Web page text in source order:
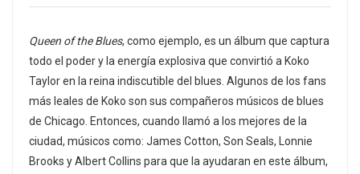
Queen of the Blues, como ejemplo, es un álbum que captura
todo el poder y la energía explosiva que convirtió a Koko
Taylor en la reina indiscutible del blues. Algunos de los fans
más leales de Koko son sus compañeros músicos de blues
de Chicago. Entonces, cuando llamó a los mejores de la
ciudad, músicos como: James Cotton, Son Seals, Lonnie
Brooks y Albert Collins para que la ayudaran en este álbum,